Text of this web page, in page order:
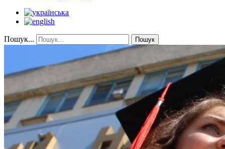
Пошук... Пошук